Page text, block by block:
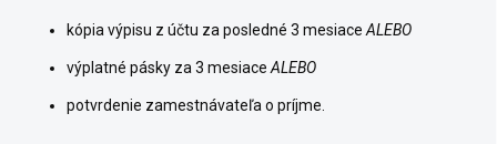
kópia výpisu z účtu za posledné 3 mesiace ALEBO
výplatné pásky za 3 mesiace ALEBO
potvrdenie zamestnávateľa o príjme.